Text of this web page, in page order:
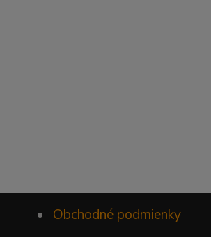
• Obchodné podmienky